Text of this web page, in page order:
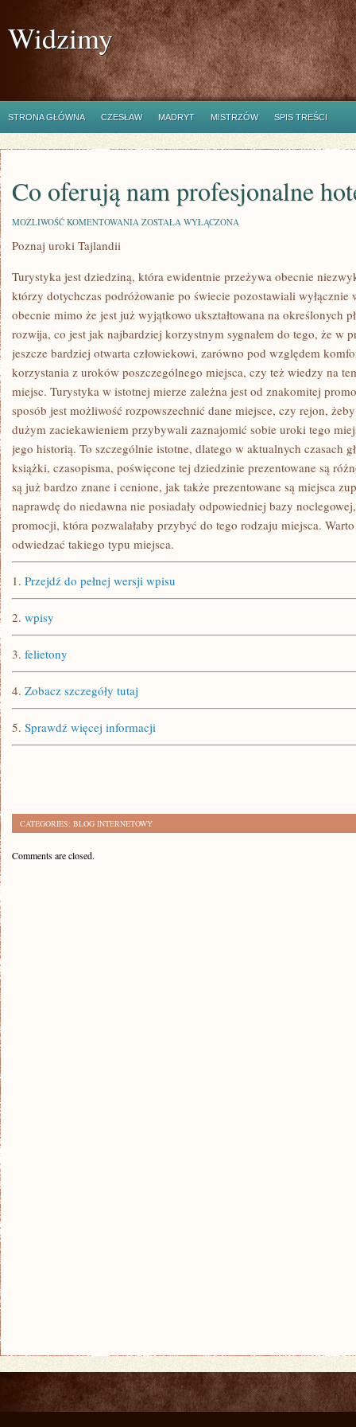
Widzimy
STRONA GŁÓWNA CZESŁAW MADRYT MISTRZÓW SPIS TREŚCI
Co oferują nam profesjonalne
MOŻLIWOŚĆ KOMENTOWANIA CO
ZOSTAŁA WYŁĄCZONA
Poznaj uroki Tajlandii
Turystyka jest dziedziną, która ewidentnie przeżywa obecnie
którzy dotychczas podróżowanie po świecie pozostawiali wyłącznie
obecnie mimo że jest już wyjątkowo ukształtowana na określonych
rozwija, co jest jak najbardziej korzystnym sygnałem do tego, że w
jeszcze bardziej otwarta człowiekowi, zarówno pod względem
korzystania z uroków poszczególnego miejsca, czy też wiedzy na
miejsc. Turystyka w istotnej mierze zależna jest od znakomitej
sposób jest możliwość rozpowszechnić dane miejsce, czy rejon,
dużym zaciekawieniem przybywali zaznajomić sobie uroki tego
jego historią. To szczególnie istotne, dlatego w aktualnych czasach
książki, czasopisma, poświęcone tej dziedzinie prezentowane są
są już bardzo znane i cenione, jak także prezentowane są miejsca
naprawdę do niedawna nie posiadały odpowiedniej bazy
promocji, która pozwalałaby przybyć do tego rodzaju miejsca.
odwiedzać takiego typu miejsca.
1. Przejdź do pełnej wersji wpisu
2. wpisy
3. felietony
4. Zobacz szczegóły tutaj
5. Sprawdź więcej informacji
CATEGORIES: BLOG INTERNETOWY
Comments are closed.